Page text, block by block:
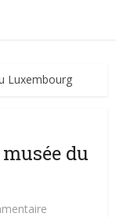
Luxembourg
du